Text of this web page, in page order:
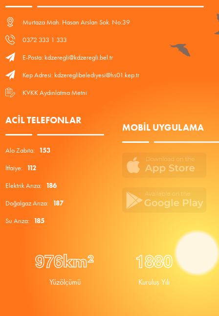
Murtaza Mah. Hasan Arslan Sok. No:39
0372 333 1 333
E-Posta: kdzeregli@kdzeregli.bel.tr
Kep Adresi: kdzereglibelediyesi@hs01.kep.tr
KVKK Aydınlatma Metni
ACIL TELEFONLAR
Alo Zabıta: 153
İtfaiye: 112
Elektrik Arıza: 186
Doğalgaz Arıza: 187
Su Arıza: 185
MOBIL UYGULAMA
976km²
Yüzölçümü
1880
Kuruluş Yılı